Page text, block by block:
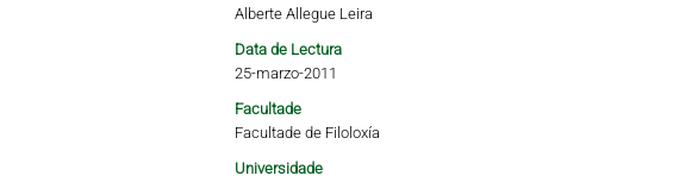
Alberte Allegue Leira
Data de Lectura
25-marzo-2011
Facultade
Facultade de Filoloxía
Universidade